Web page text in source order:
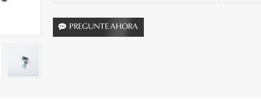
PREGUNTE AHORA